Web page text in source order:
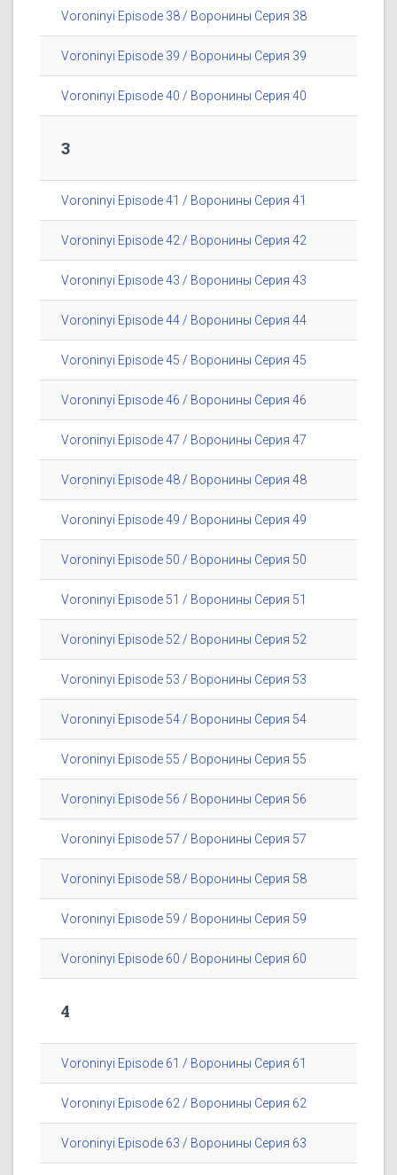
Voroninyi Episode 38 / Воронины Серия 38
Voroninyi Episode 39 / Воронины Серия 39
Voroninyi Episode 40 / Воронины Серия 40
3
Voroninyi Episode 41 / Воронины Серия 41
Voroninyi Episode 42 / Воронины Серия 42
Voroninyi Episode 43 / Воронины Серия 43
Voroninyi Episode 44 / Воронины Серия 44
Voroninyi Episode 45 / Воронины Серия 45
Voroninyi Episode 46 / Воронины Серия 46
Voroninyi Episode 47 / Воронины Серия 47
Voroninyi Episode 48 / Воронины Серия 48
Voroninyi Episode 49 / Воронины Серия 49
Voroninyi Episode 50 / Воронины Серия 50
Voroninyi Episode 51 / Воронины Серия 51
Voroninyi Episode 52 / Воронины Серия 52
Voroninyi Episode 53 / Воронины Серия 53
Voroninyi Episode 54 / Воронины Серия 54
Voroninyi Episode 55 / Воронины Серия 55
Voroninyi Episode 56 / Воронины Серия 56
Voroninyi Episode 57 / Воронины Серия 57
Voroninyi Episode 58 / Воронины Серия 58
Voroninyi Episode 59 / Воронины Серия 59
Voroninyi Episode 60 / Воронины Серия 60
4
Voroninyi Episode 61 / Воронины Серия 61
Voroninyi Episode 62 / Воронины Серия 62
Voroninyi Episode 63 / Воронины Серия 63